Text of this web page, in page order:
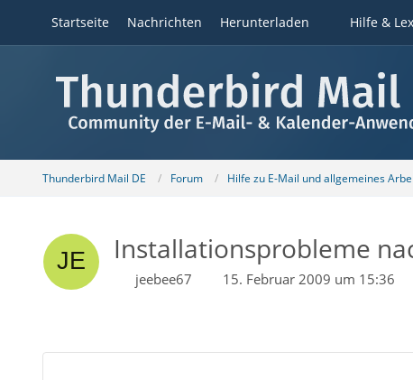
Startseite Nachrichten Herunterladen Hilfe &
Thunderbird Mail DE Forum Hilfe zu E-Mail und allgemeines
Installationsprobleme
jeebee67 15. Februar 2009 um 15:36